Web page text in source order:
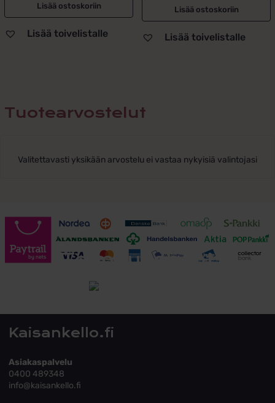
Lisää ostoskoriin
Lisää toivelistalle
Lisää ostoskoriin
Lisää toivelistalle
Tuotearvostelut
Valitettavasti yksikään arvostelu ei vastaa nykyisiä valintojasi
Toimitusehdot
Kaisankello.fi
Asiakaspalvelu
0400 489348
info@kaisankello.fi